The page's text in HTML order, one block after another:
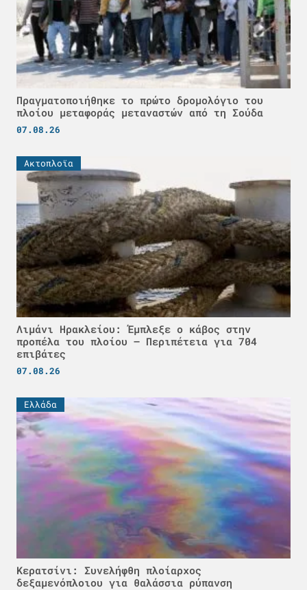
Πραγματοποιήθηκε το πρώτο δρομολόγιο του
πλοίου μεταφοράς μεταναστών από τη Σούδα
07.08.26
Ακτοπλοϊα
Λιμάνι Ηρακλείου: Έμπλεξε ο κάβος στην
προπέλα του πλοίου – Περιπέτεια για 704
επιβάτες
07.08.26
Ελλάδα
Κερατσίνι: Συνελήφθη πλοίαρχος
δεξαμενόπλοιου για θαλάσσια ρύπανση